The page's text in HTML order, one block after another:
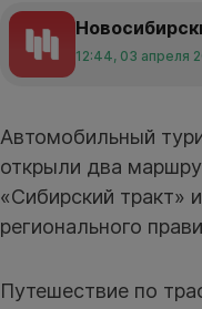
12:44, 03 апреля
Автомобильный
открыли два
«Сибирский тракт»
регионального
Путешествие по